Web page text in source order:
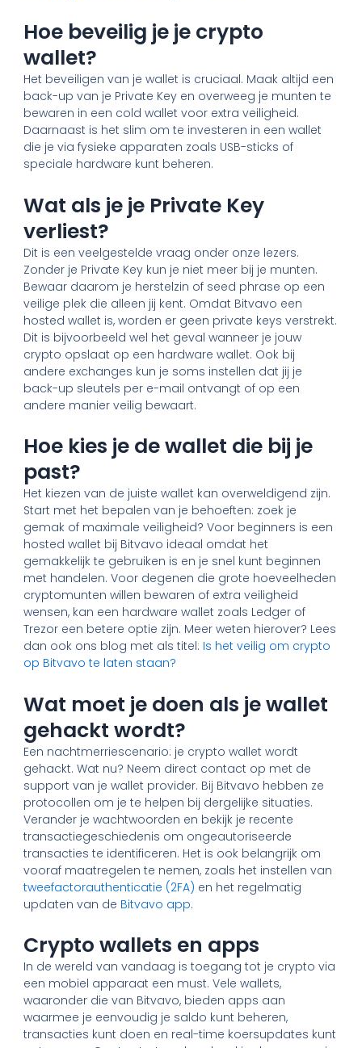
Hoe beveilig je je crypto
wallet?
Het beveiligen van je wallet is cruciaal. Maak altijd een
back-up van je Private Key en overweeg je munten te
bewaren in een cold wallet voor extra veiligheid.
Daarnaast is het slim om te investeren in een wallet
die je via fysieke apparaten zoals USB-sticks of
speciale hardware kunt beheren.
Wat als je je Private Key
verliest?
Dit is een veelgestelde vraag onder onze lezers.
Zonder je Private Key kun je niet meer bij je munten.
Bewaar daarom je herstelzin of seed phrase op een
veilige plek die alleen jij kent. Omdat Bitvavo een
hosted wallet is, worden er geen private keys verstrekt.
Dit is bijvoorbeeld wel het geval wanneer je jouw
crypto opslaat op een hardware wallet. Ook bij
andere exchanges kun je soms instellen dat jij je
back-up sleutels per e-mail ontvangt of op een
andere manier veilig bewaart.
Hoe kies je de wallet die bij je
past?
Het kiezen van de juiste wallet kan overweldigend zijn.
Start met het bepalen van je behoeften: zoek je
gemak of maximale veiligheid? Voor beginners is een
hosted wallet bij Bitvavo ideaal omdat het
gemakkelijk te gebruiken is en je snel kunt beginnen
met handelen. Voor degenen die grote hoeveelheden
cryptomunten willen bewaren of extra veiligheid
wensen, kan een hardware wallet zoals Ledger of
Trezor een betere optie zijn. Meer weten hierover? Lees
dan ook ons blog met als titel: Is het veilig om crypto
op Bitvavo te laten staan?
Wat moet je doen als je wallet
gehackt wordt?
Een nachtmerriescenario: je crypto wallet wordt
gehackt. Wat nu? Neem direct contact op met de
support van je wallet provider. Bij Bitvavo hebben ze
protocollen om je te helpen bij dergelijke situaties.
Verander je wachtwoorden en bekijk je recente
transactiegeschiedenis om ongeautoriseerde
transacties te identificeren. Het is ook belangrijk om
vooraf maatregelen te nemen, zoals het instellen van
tweefactorauthenticatie (2FA) en het regelmatig
updaten van de Bitvavo app.
Crypto wallets en apps
In de wereld van vandaag is toegang tot je crypto via
een mobiel apparaat een must. Vele wallets,
waaronder die van Bitvavo, bieden apps aan
waarmee je eenvoudig je saldo kunt beheren,
transacties kunt doen en real-time koersupdates kunt